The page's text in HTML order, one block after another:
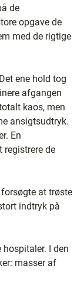
de
opgave de
med de rigtige
ene hold tog
afgangen
kaos, men
ansigtsudtryk.
En
registrere de
at trøste
indtryk på
I den
masser af